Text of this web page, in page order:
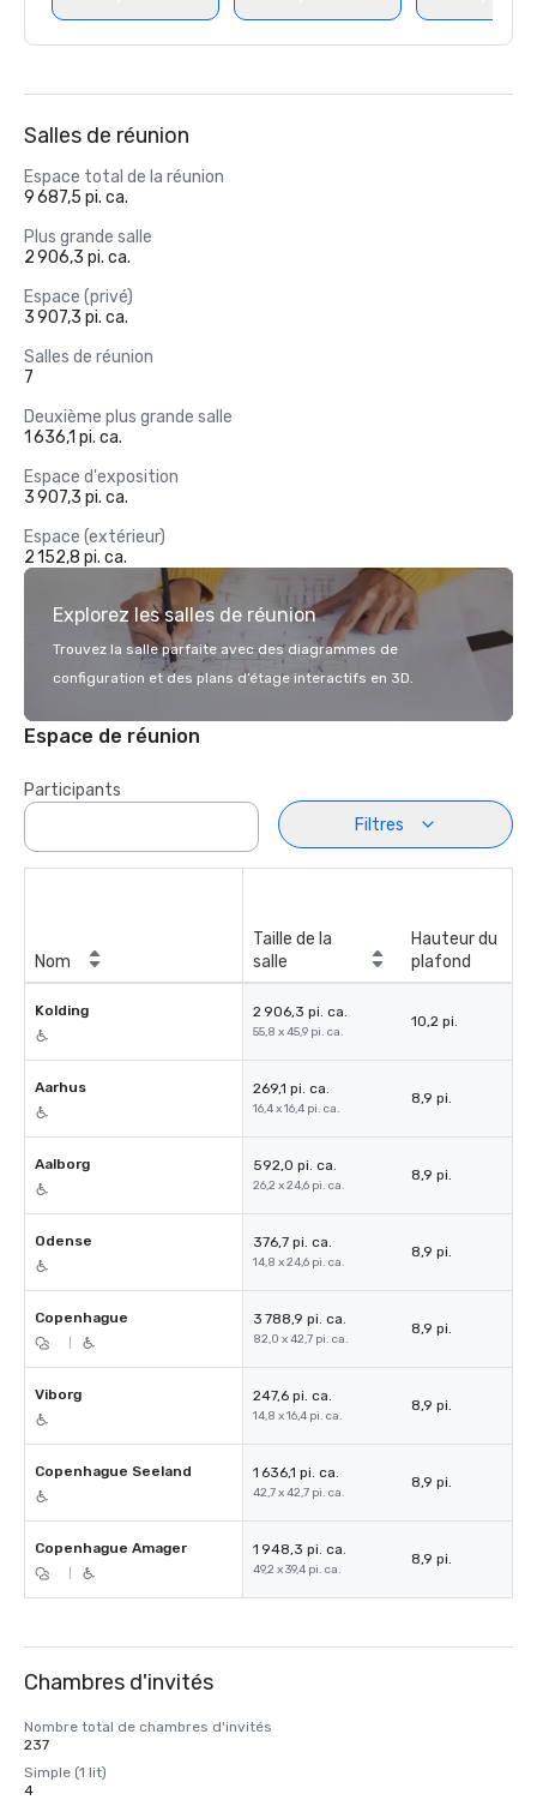
Salles de réunion
Espace total de la réunion
9 687,5 pi. ca.
Plus grande salle
2 906,3 pi. ca.
Espace (privé)
3 907,3 pi. ca.
Salles de réunion
7
Deuxième plus grande salle
1 636,1 pi. ca.
Espace d'exposition
3 907,3 pi. ca.
Espace (extérieur)
2 152,8 pi. ca.
Explorez les salles de réunion
Trouvez la salle parfaite avec des diagrammes de
configuration et des plans d’étage interactifs en 3D.
Espace de réunion
Participants
Filtres
Nom
Taille de la
salle
Hauteur du
plafond
Kolding 2 906,3 pi. ca.
55,8 x 45,9 pi. ca.
10,2 pi.
Aarhus 269,1 pi. ca.
16,4 x 16,4 pi. ca.
8,9 pi.
Aalborg 592,0 pi. ca.
26,2 x 24,6 pi. ca.
8,9 pi.
Odense 376,7 pi. ca.
14,8 x 24,6 pi. ca.
8,9 pi.
Copenhague 3 788,9 pi. ca.
82,0 x 42,7 pi. ca.
8,9 pi.
Viborg 247,6 pi. ca.
14,8 x 16,4 pi. ca.
8,9 pi.
Copenhague Seeland 1 636,1 pi. ca.
42,7 x 42,7 pi. ca.
8,9 pi.
Copenhague Amager 1 948,3 pi. ca.
49,2 x 39,4 pi. ca.
8,9 pi.
Chambres d'invités
Nombre total de chambres d'invités
237
Simple (1 lit)
4